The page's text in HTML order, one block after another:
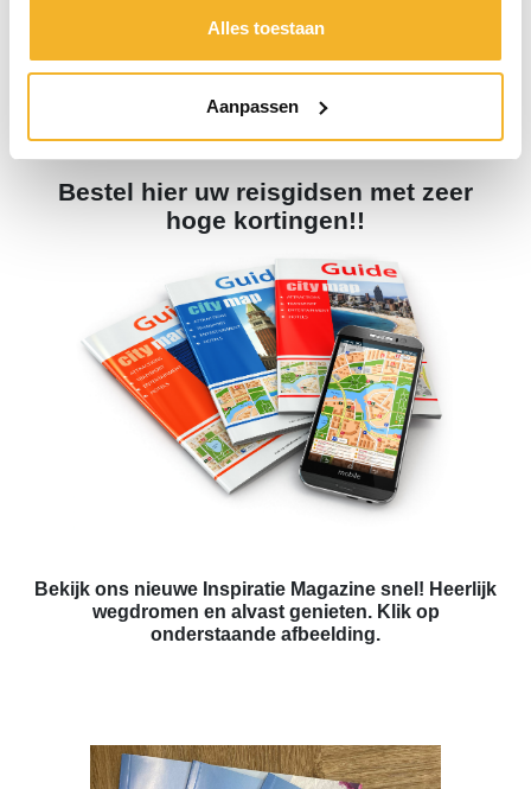
Alles toestaan
Aanpassen
Bestel hier uw reisgidsen met zeer
hoge kortingen!!
Bekijk ons nieuwe Inspiratie Magazine snel! Heerlijk
wegdromen en alvast genieten. Klik op
onderstaande afbeelding.